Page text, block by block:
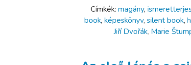
Címkék:magány,
book,képeskönyv,silent book,
Jiří Dvořák, Marie